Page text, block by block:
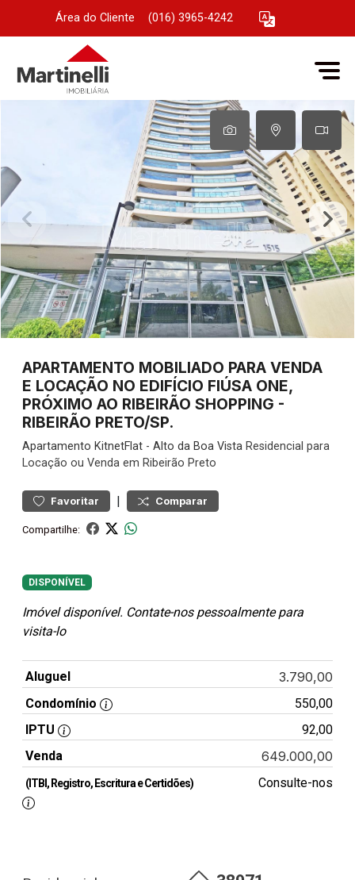
Área do Cliente (016) 3965-4242
APARTAMENTO MOBILIADO PARA VENDA
E LOCAÇÃO NO EDIFÍCIO FIÚSA ONE,
PRÓXIMO AO RIBEIRÃO SHOPPING -
RIBEIRÃO PRETO/SP.
Apartamento KitnetFlat - Alto da Boa Vista Residencial para
Locação ou Venda em Ribeirão Preto
Favoritar | Comparar
Compartilhe:
DISPONÍVEL
Imóvel disponível. Contate-nos pessoalmente para
visita-lo
Aluguel 3.790,00
Condomínio
550,00
IPTU
92,00
Venda
649.000,00
(ITBI, Registro, Escritura e Certidões) Consulte-nos